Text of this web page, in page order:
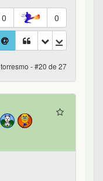
0 0
torresmo - #20 de 27